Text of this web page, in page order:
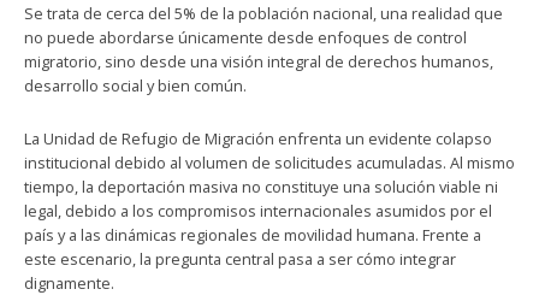
Se trata de cerca del 5% de la población nacional, una realidad que
no puede abordarse únicamente desde enfoques de control
migratorio, sino desde una visión integral de derechos humanos,
desarrollo social y bien común.
La Unidad de Refugio de Migración enfrenta un evidente colapso
institucional debido al volumen de solicitudes acumuladas. Al mismo
tiempo, la deportación masiva no constituye una solución viable ni
legal, debido a los compromisos internacionales asumidos por el
país y a las dinámicas regionales de movilidad humana. Frente a
este escenario, la pregunta central pasa a ser cómo integrar
dignamente.